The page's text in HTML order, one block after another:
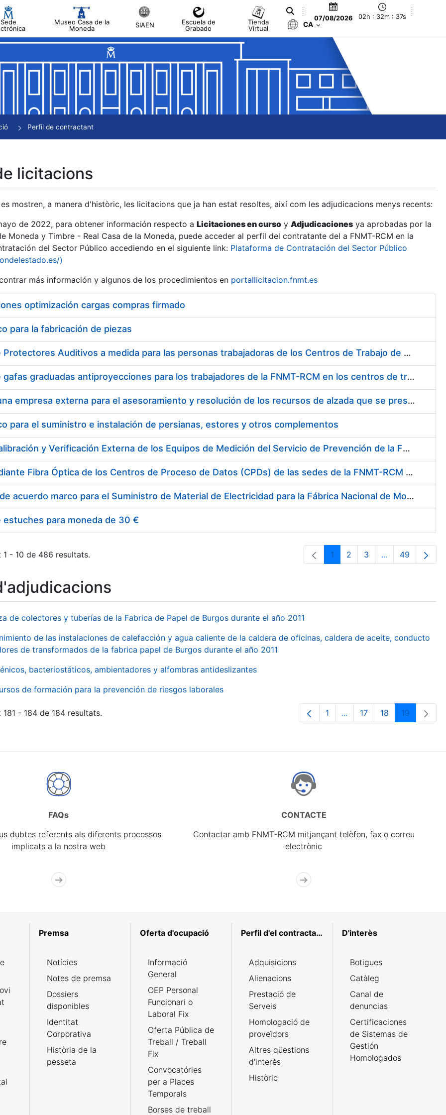
Sede
Museo Casa de la
Moneda
SIAEN
Escuela de
Grabado
Tienda
Virtual
07/08/2026 02h : 32m : 38s
CA
Perfil de contractant
licitacions
mostren, a manera d'històric, les licitacions que ja han estat resoltes, així com les adjudicacions menys recents:
de 2022, para obtener información respecto a Licitaciones en curso y Adjudicaciones ya aprobadas por la
Moneda y Timbre - Real Casa de la Moneda, puede acceder al perfil del contratante del a FNMT-RCM en la
del Sector Público accediendo en el siguiente link: Plataforma de Contratación del Sector Público
)
más información y algunos de los procedimientos en portallicitacion.fnmt.es
optimización cargas compras firmado
para la fabricación de piezas
Suministro de Protectores Auditivos a medida para las personas trabajadoras de los Centros de Trabajo de Madrid y Burgos
Suministro de gafas graduadas antiproyecciones para los trabajadores de la FNMT-RCM en los centros de trabajo de Madrid y Burgos
Servicios de una empresa externa para el asesoramiento y resolución de los recursos de alzada que se presentan relacionados con procesos de selección para la FNMT-RCM
para el suministro e instalación de persianas, estores y otros complementos
Servicio de Calibración y Verificación Externa de los Equipos de Medición del Servicio de Prevención de la FNMT-RCM
Conexión mediante Fibra Óptica de los Centros de Proceso de Datos (CPDs) de las sedes de la FNMT-RCM de Burgos y Madrid
Contratación de acuerdo marco para el Suministro de Material de Electricidad para la Fábrica Nacional de Moneda y Timbre-Real Casa de la Moneda en su centro de trabajo de Burgos
estuches para moneda de 30 €
- 10 de 486 resultats. Pàgina
1 Pàgina
2 Pàgina
3 ...PàginesPàgina
49
de colectores y tuberías de la Fabrica de Papel de Burgos durante el año 2011
de las instalaciones de calefacción y agua caliente de la caldera de oficinas, caldera de aceite, conducto
de transformados de la fabrica papel de Burgos durante el año 2011
bacteriostáticos, ambientadores y alfombras antideslizantes
de formación para la prevención de riesgos laborales
- 184 de 184 resultats. Pàgina
1 ...Pàgines intermèdies
Pàgina
17 Pàgina
18 Pàgina
19
FAQs
dubtes referents als diferents processos
implicats a la nostra web
CONTACTE
Contactar amb FNMT-RCM mitjançant telèfon, fax o correu
electrònic
Premsa
Notícies
Notes de premsa
Dossiers
disponibles
Identitat
Corporativa
Història de la
pesseta
Oferta d'ocupació
Informació
General
OEP Personal
Funcionari o
Laboral Fix
Oferta Pública de
Treball / Treball
Fix
Convocatóries
per a Places
Temporals
Borses de treball
Perfil d'el contractant
Adquisicions
Alienacions
Prestació de
Serveis
Homologació de
proveïdors
Altres qüestions
d'interès
Històric
D'interès
Botigues
Catàleg
Canal de
denuncias
Certificaciones
de Sistemas de
Gestión
Homologados